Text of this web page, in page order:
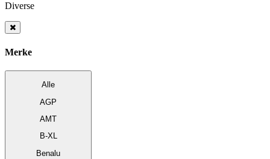
Diverse
Merke
Alle
AGP
AMT
B-XL
Benalu